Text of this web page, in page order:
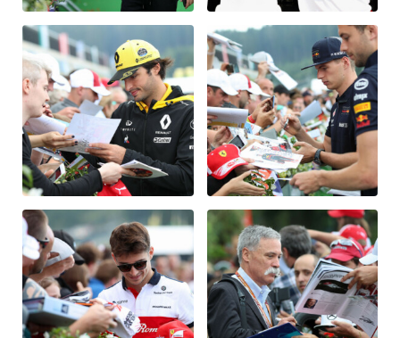
Business
Alle anzeigen
Glossar
Alle anzeigen